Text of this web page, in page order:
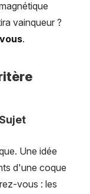
vainqueur ?
vous.
Une idée
d'une coque
vous : les